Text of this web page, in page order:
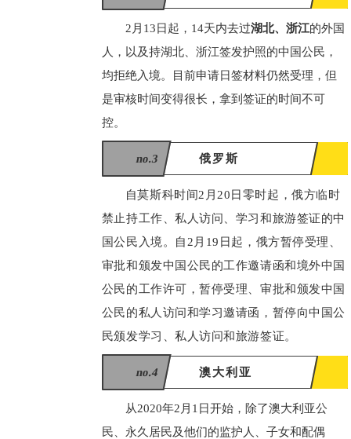
2月13日起，14天内去过湖北、浙江的外国
人，以及持湖北、浙江签发护照的中国公民，
均拒绝入境。目前申请日签材料仍然受理，但
是审核时间变得很长，拿到签证的时间不可
控。
no.3 俄罗斯
自莫斯科时间2月20日零时起，俄方临时
禁止持工作、私人访问、学习和旅游签证的中
国公民入境。自2月19日起，俄方暂停受理、
审批和颁发中国公民的工作邀请函和境外中国
公民的工作许可，暂停受理、审批和颁发中国
公民的私人访问和学习邀请函，暂停向中国公
民颁发学习、私人访问和旅游签证。
no.4 澳大利亚
从2020年2月1日开始，除了澳大利亚公
民、永久居民及他们的监护人、子女和配偶